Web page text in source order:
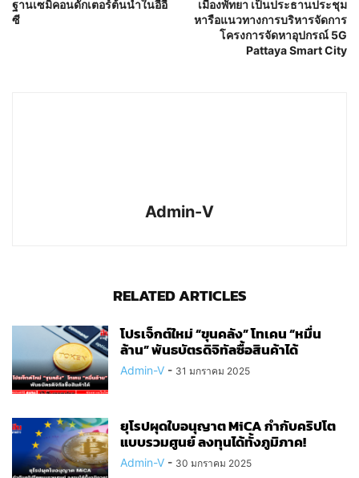
ฐานเซมิคอนดักเตอร์ต้นน้ำในอีอี
ซี
เมืองพัทยา เป็นประธานประชุม
หารือแนวทางการบริหารจัดการ
โครงการจัดหาอุปกรณ์ 5G
Pattaya Smart City
Admin-V
RELATED ARTICLES
โปรเจ็กต์ใหม่ “ขุนคลัง” โทเคน “หมื่น
ล้าน” พันธบัตรดิจิทัลซื้อสินค้าได้
Admin-V - 31 มกราคม 2025
ยุโรปผุดใบอนุญาต MiCA กำกับคริปโต
แบบรวมศูนย์ ลงทุนได้ทั้งภูมิภาค!
Admin-V - 30 มกราคม 2025